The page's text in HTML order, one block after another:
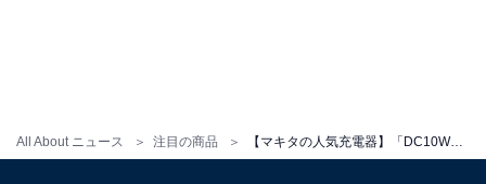
All About ニュース 注目の商品 【マキタの人気充電器】「DC10WA」は作業のときに重宝する1台